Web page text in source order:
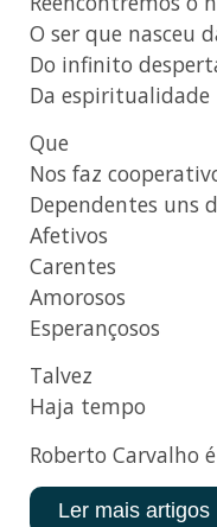
O ser que nasceu
Do infinito
Da espiritualidade
Que
Nos faz
Dependentes uns
Afetivos
Carentes
Amorosos
Esperançosos
Talvez
Haja tempo
Roberto Carvalho
Ler mais artigos